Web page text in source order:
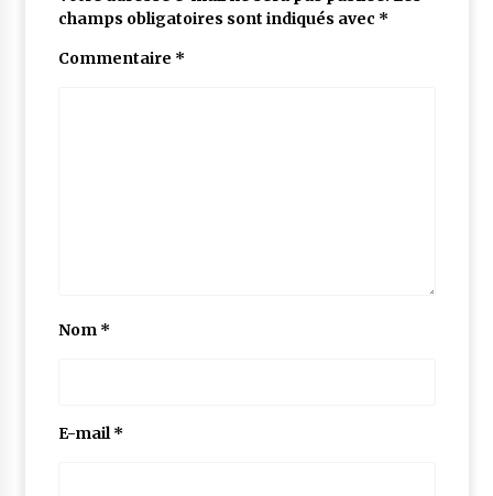
champs obligatoires sont indiqués avec *
Commentaire *
Nom *
E-mail*